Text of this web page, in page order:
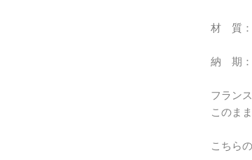
材 質：
納 期：
フラン
このま
こちら